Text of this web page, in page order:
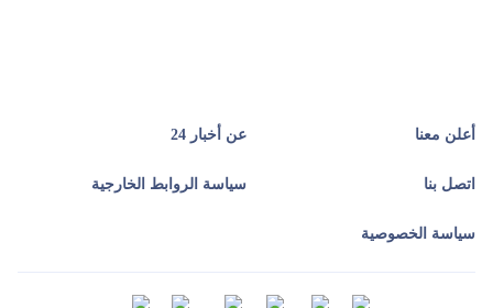
أعلن معنا عن أخبار 24
اتصل بنا سياسة الروابط الخارجية
سياسة الخصوصية